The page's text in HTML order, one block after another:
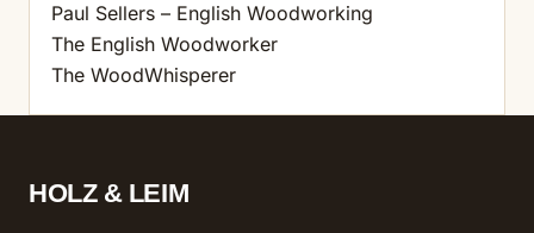
Paul Sellers – English Woodworking
The English Woodworker
The WoodWhisperer
HOLZ & LEIM